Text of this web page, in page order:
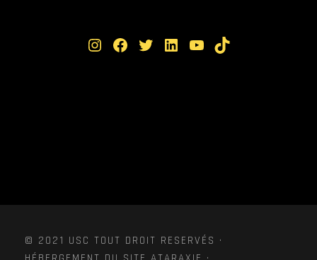
Instagram Facebook Twitter LinkedIn YouTube TikTok
© 2021 USC TOUT DROIT RESERVÉS ·